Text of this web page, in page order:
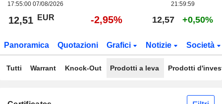
17:55:00 07/08/2026
21:59:59
12,51 EUR -2,95% 12,57 +0,50%
Panoramica Quotazioni Grafici Notizie Società
Tutti Warrant Knock-Out Prodotti a leva Prodotti